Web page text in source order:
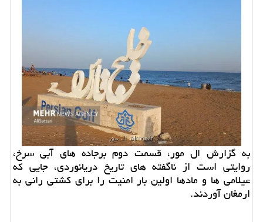
به گزارش ال مور، قسمت دوم برجاده های آبی سرخ،
روایتی است از ناگفته های تاریخ دریانوردی، جایی که
عیلامی ها و مادها اولین بار امنیت را برای کشتی رانی به
ارمغان آوردند.